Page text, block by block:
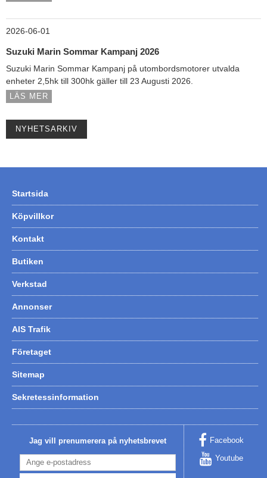
2026-06-01
Suzuki Marin Sommar Kampanj 2026
Suzuki Marin Sommar Kampanj på utombordsmotorer utvalda
enheter 2,5hk till 300hk gäller till 23 Augusti 2026.
LÄS MER
NYHETSARKIV
Startsida
Köpvillkor
Kontakt
Butiken
Verkstad
Annonser
AIS Trafik
Företaget
Sitemap
Sekretessinformation
Jag vill prenumerera på nyhetsbrevet Facebook
Youtube